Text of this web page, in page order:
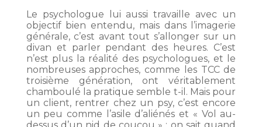
Le psychologue lui aussi travaille avec un
objectif bien entendu, mais dans l’imagerie
générale, c’est avant tout s’allonger sur un
divan et parler pendant des heures. C’est
n’est plus la réalité des psychologues, et le
nombreuses approches, comme les TCC de
troisième génération, ont véritablement
chamboulé la pratique semble t-il. Mais pour
un client, rentrer chez un psy, c’est encore
un peu comme l’asile d’aliénés et « Vol au-
dessus d’un nid de coucou » : on sait quand